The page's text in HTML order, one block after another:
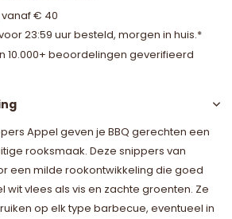
€ 40
23:59 uur besteld, morgen in huis.*
10.000+ beoordelingen geverifieerd
Appel geven je BBQ gerechten een
rooksmaak. Deze snippers van
een milde rookontwikkeling die goed
vlees als vis en zachte groenten. Ze
op elk type barbecue, eventueel in